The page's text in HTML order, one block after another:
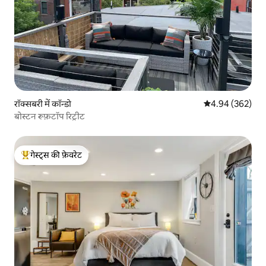
रॉक्सबरी में कॉन्डो औसत रेटिंग 5 में से
4.94 (362)
बोस्टन रूफ़टॉप रिट्रीट
गेस्ट्स का टॉप फ़ेवरेट
गेस्ट्स की फ़ेवरेट